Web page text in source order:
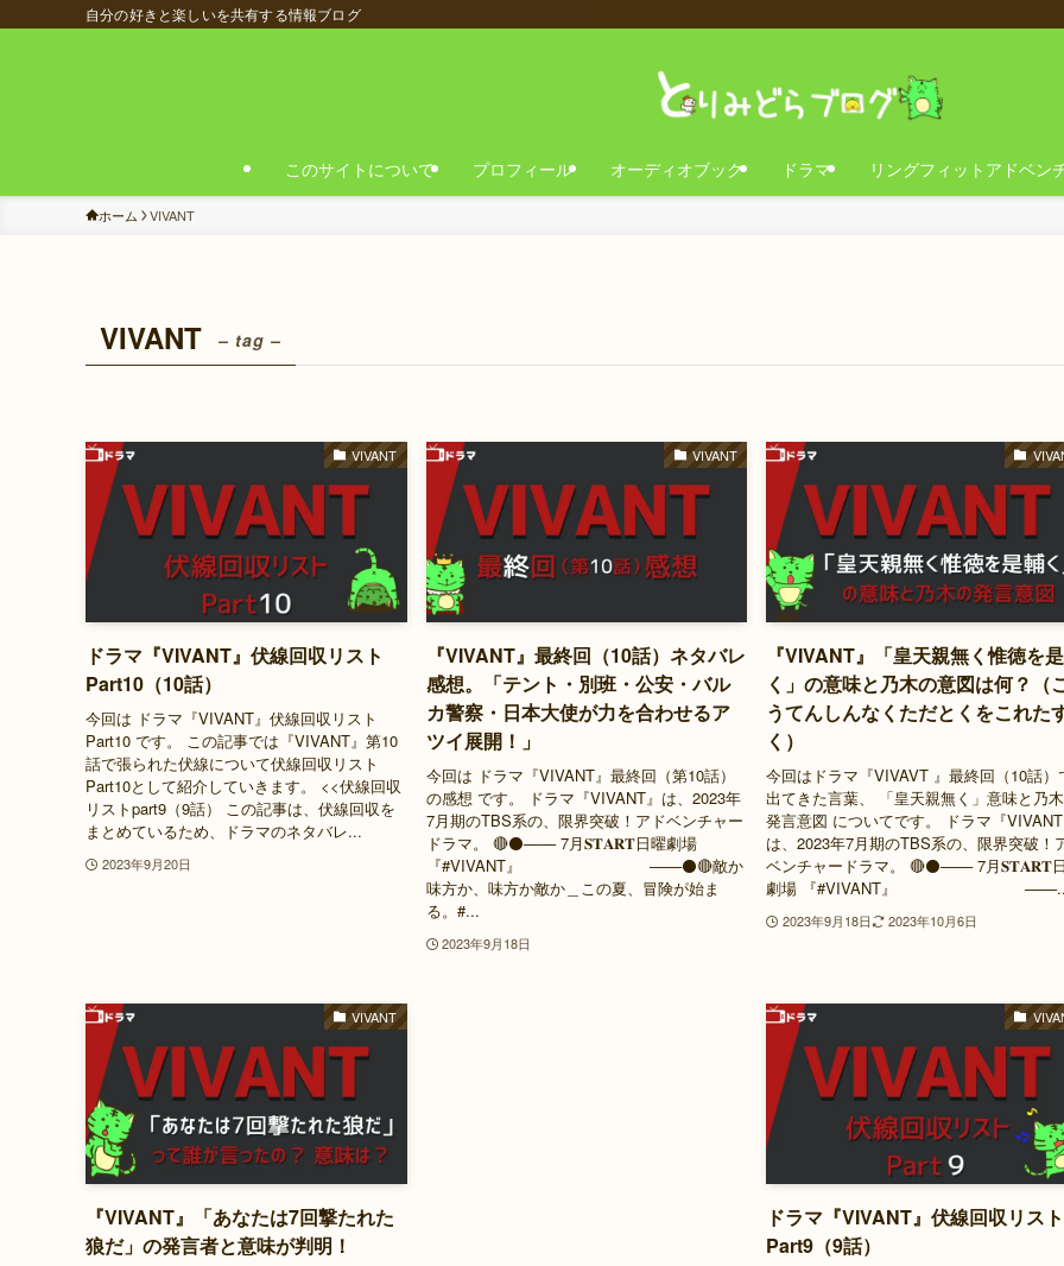
自分の好きと楽しいを共有する情報ブログ
このサイトについて プロフィール オーディオブック ドラマ リングフィットアドベン
ホーム VIVANT
VIVANT – tag –
VIVANT
ドラマ『VIVANT』伏線回収リスト
Part10（10話）
今回は ドラマ『VIVANT』伏線回収リスト
Part10 です。 この記事では『VIVANT』第10
話で張られた伏線について伏線回収リスト
Part10として紹介していきます。 <<伏線回収
リストpart9（9話） この記事は、伏線回収を
まとめているため、ドラマのネタバレ...
2023年9月20日
VIVANT
『VIVANT』最終回（10話）ネタバレ
感想。「テント・別班・公安・バル
カ警察・日本大使が力を合わせるア
ツイ展開！」
今回は ドラマ『VIVANT』最終回（第10話）
の感想 です。 ドラマ『VIVANT』は、2023年
7月期のTBS系の、限界突破！アドベンチャー
ドラマ。 🔴⚫️─── 7月𝐒𝐓𝐀𝐑𝐓日曜劇場
『#VIVANT』 ───⚫️🔴敵か
味方か、味方か敵か＿この夏、冒険が始ま
る。#...
2023年9月18日
『VIVANT』「皇天親無く惟徳を
く」の意味と乃木の意図は何？（
うてんしんなくただとくをこれた
く）
今回はドラマ『VIVAVT 』最終回（10話）
出てきた言葉、 「皇天親無く」意味と乃
発言意図 についてです。 ドラマ『VIVANT
は、2023年7月期のTBS系の、限界突破！
ベンチャードラマ。 🔴⚫️─── 7月𝐒𝐓𝐀𝐑𝐓
劇場 『#VIVANT』
2023年9月18日 2023年10月6日
VIVANT
『VIVANT』「あなたは7回撃たれた
狼だ」の発言者と意味が判明！
ドラマ『VIVANT』伏線回収リスト
Part9（9話）